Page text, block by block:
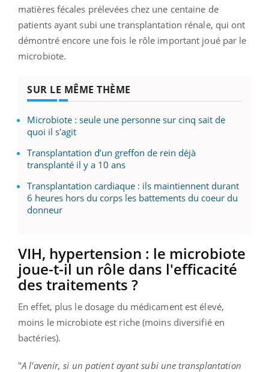
matières fécales prélevées chez une centaine de
patients ayant subi une transplantation rénale, qui ont
démontré encore une fois le rôle important joué par le
microbiote.
SUR LE MÊME THÈME
Microbiote : seule une personne sur cinq sait de
quoi il s'agit
Transplantation d’un greffon de rein déjà
transplanté il y a 10 ans
Transplantation cardiaque : ils maintiennent durant
6 heures hors du corps les battements du coeur du
donneur
VIH, hypertension : le microbiote
joue-t-il un rôle dans l'efficacité
des traitements ?
En effet, plus le dosage du médicament est élevé,
moins le microbiote est riche (moins diversifié en
bactéries).
"A l'avenir, si un patient ayant subi une transplantation